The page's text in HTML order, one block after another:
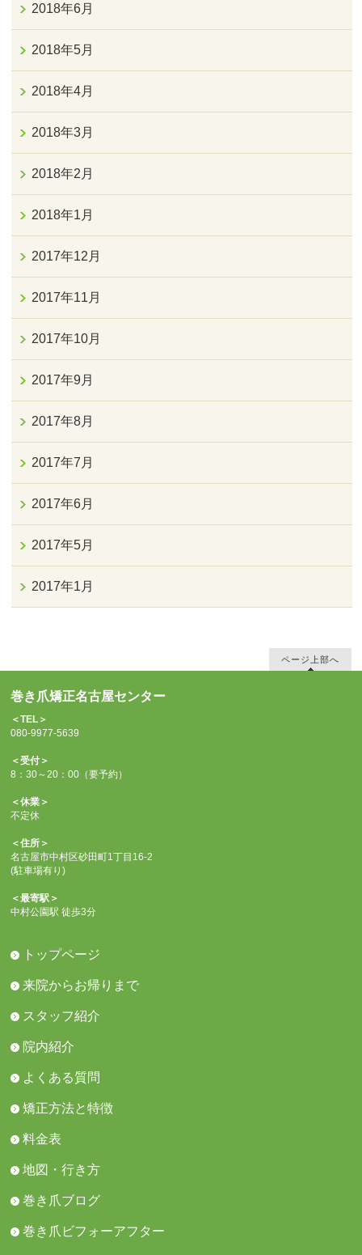
2018年6月
2018年5月
2018年4月
2018年3月
2018年2月
2018年1月
2017年12月
2017年11月
2017年10月
2017年9月
2017年8月
2017年7月
2017年6月
2017年5月
2017年1月
ページ上部へ
巻き爪矯正名古屋センター
＜TEL＞
080-9977-5639
＜受付＞
8：30～20：00（要予約）
＜休業＞
不定休
＜住所＞
名古屋市中村区砂田町1丁目16-2
(駐車場有り)
＜最寄駅＞
中村公園駅 徒歩3分
トップページ
来院からお帰りまで
スタッフ紹介
院内紹介
よくある質問
矯正方法と特徴
料金表
地図・行き方
巻き爪ブログ
巻き爪ビフォーアフター